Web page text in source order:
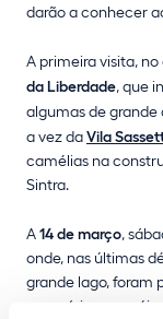
darão a conhecer
A primeira visita, no
da Liberdade, que
algumas de grande
a vez daVila
camélias na
Sintra.
A14 de março,
onde, nas últimas
grande lago, foram
araucárias,